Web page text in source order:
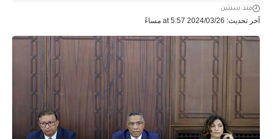
آخر تحديث: 2024/03/26 at 5:57 مساءً
منذ سنتين